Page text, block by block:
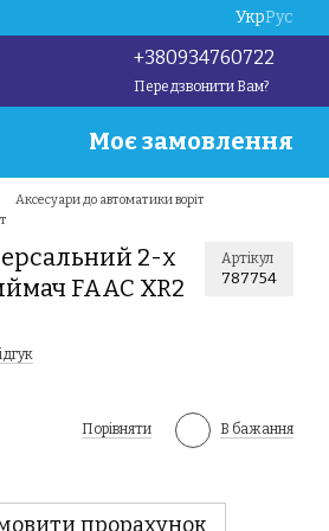
УкрРус
+380934760722
Передзвонити Вам?
Моє замовлення
Аксесуари до автоматики воріт
2-х
FAAC XR2
Артікул
787754
Порівняти В бажання
прорахунок